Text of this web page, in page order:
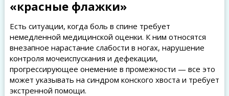
«красные флажки»
Есть ситуации, когда боль в спине требует
немедленной медицинской оценки. К ним относятся
внезапное нарастание слабости в ногах, нарушение
контроля мочеиспускания и дефекации,
прогрессирующее онемение в промежности — все это
может указывать на синдром конского хвоста и требует
экстренной помощи.